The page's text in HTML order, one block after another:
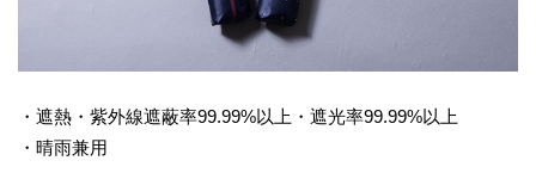
・遮熱・紫外線遮蔽率99.99%以上・遮光率99.99%以上
・晴雨兼用